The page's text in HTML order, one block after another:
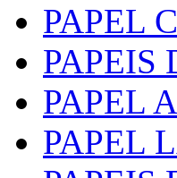
PAPEL
PAPEIS
PAPEL
PAPEL